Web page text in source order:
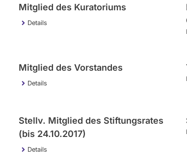
Mitglied des Kuratoriums
Details
Mitglied des Vorstandes
Details
Stellv. Mitglied des Stiftungsrates
(bis 24.10.2017)
Details